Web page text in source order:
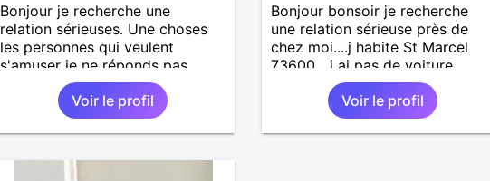
Bonjour je recherche une
relation sérieuses. Une choses
les personnes qui veulent
s'amuser je ne réponds pas....
Voir le profil
Bonjour bonsoir je recherche
une relation sérieuse près de
chez moi....j habite St Marcel
73600....j ai pas de voiture
50km ... quelqu'un qui aurait
entre 55 et 64 ans...sans enfants
de préférence même adultes et
qui n aurait garder aucun
Voir le profil